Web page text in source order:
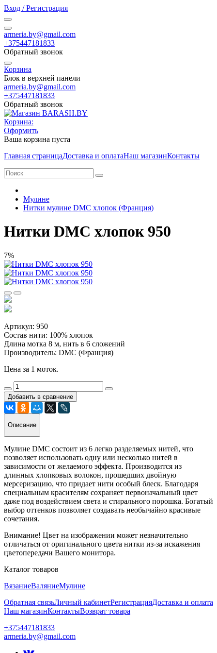
Вход / Регистрация
armeria.by@gmail.com
+375447181833
Обратный звонок
Корзина
Блок в верхней панели
armeria.by@gmail.com
+375447181833
Обратный звонок
Корзина:
Оформить
Ваша корзина пуста
Главная страницаДоставка и оплатаНаш магазинКонтакты
Мулине
Нитки мулине DMC хлопок (Франция)
Нитки DMC хлопок 950
7%
Артикул: 950
Состав нити: 100% хлопок
Длина мотка 8 м, нить в 6 сложений
Производитель: DMC (Франция)
Цена за 1 моток.
Добавить в сравнение
Описание
Мулине DMC состоит из 6 легко разделяемых нитей, что
позволяет использовать одну или несколько нитей в
зависимости от желаемого эффекта. Производится из
длинных хлопковых волокон, прошедших двойную
мерсеризацию, что придает нити особый блеск. Благодаря
специальным красителям сохраняет первоначальный цвет
даже под воздействием света и стирального порошка. Богатый
выбор оттенков позволяет создавать необычайно красивые
сочетания.
Внимание! Цвет на изображении может незначительно
отличаться от оригинального цвета нитки из-за искажения
цветопередачи Вашего монитора.
Каталог товаров
ВязаниеВаляниеМулине
Обратная связьЛичный кабинетРегистрацияДоставка и оплата
Наш магазинКонтактыВозврат товара
+375447181833
armeria.by@gmail.com